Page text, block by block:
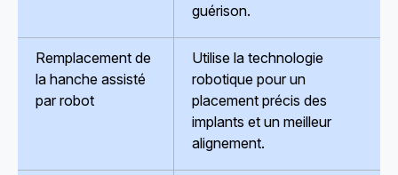
guérison.
Remplacement de
la hanche assisté
par robot
Utilise la technologie
robotique pour un
placement précis des
implants et un meilleur
alignement.